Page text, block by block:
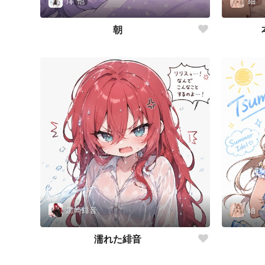
朝
黒崎緋音
濡れた緋音
紬